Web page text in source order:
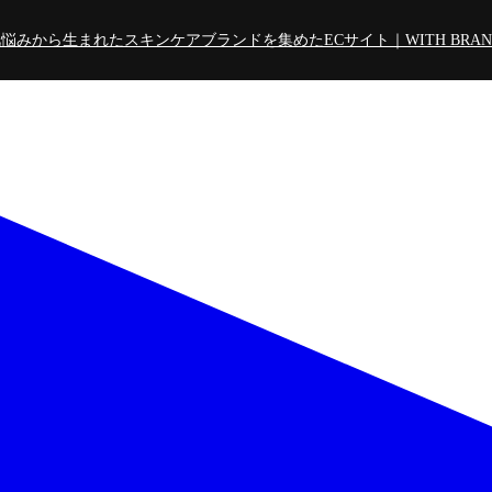
みから生まれたスキンケアブランドを集めたECサイト｜WITH